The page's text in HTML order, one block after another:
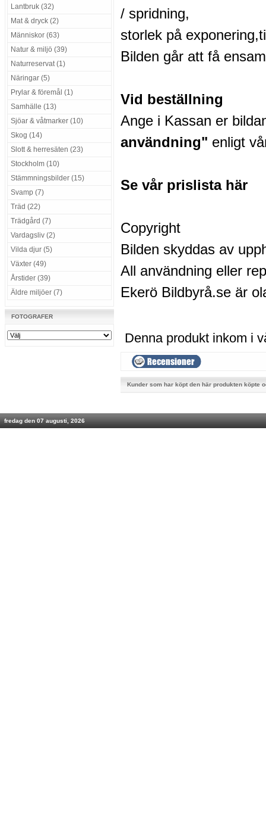
Lantbruk (32)
Mat & dryck (2)
Människor (63)
Natur & miljö (39)
Naturreservat (1)
Näringar (5)
Prylar & föremål (1)
Samhälle (13)
Sjöar & våtmarker (10)
Skog (14)
Slott & herresäten (23)
Stockholm (10)
Stämmningsbilder (15)
Svamp (7)
Träd (22)
Trädgård (7)
Vardagsliv (2)
Vilda djur (5)
Växter (49)
Årstider (39)
Äldre miljöer (7)
FOTOGRAFER
/ spridning,
storlek på
Bilden går att få
Vid beställning
Ange i Kassan er
användning" enligt
Se vår prislista här
Copyright
Bilden skyddas av
All användning eller
Ekerö Bildbyrå.se är
Denna produkt inkom i
Kunder som har köpt den här produkten köpte
fredag den 07 augusti, 2026